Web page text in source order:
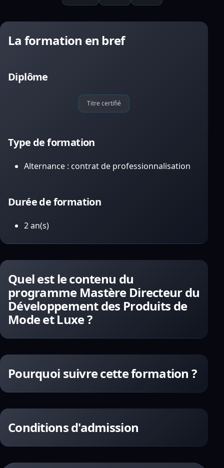
La formation en bref
Diplôme
Titre certifié
Type de formation
Alternance : contrat de professionnalisation
Durée de formation
2 an(s)
Quel est le contenu du
programme Mastère Directeur du
Développement des Produits de
Mode et Luxe ?
Pourquoi suivre cette formation ?
Conditions d'admission